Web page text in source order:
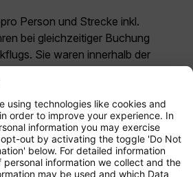
Person und Strecke inkl.
bei gleichzeitiger Buchung
Sie waren innerhalb der
mehr aktuell. Bei den für die
Tarifen handelt es
Zero, unsere restriktivste
hierfür zusätzliche Gebühren
oder für andere optionale
Es gelten dieAllgemeinen